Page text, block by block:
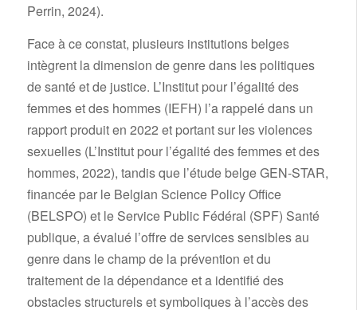
Perrin, 2024).
Face à ce constat, plusieurs institutions belges
intègrent la dimension de genre dans les politiques
de santé et de justice. L’Institut pour l’égalité des
femmes et des hommes (IEFH) l’a rappelé dans un
rapport produit en 2022 et portant sur les violences
sexuelles (L’Institut pour l’égalité des femmes et des
hommes, 2022), tandis que l’étude belge GEN-STAR,
financée par le Belgian Science Policy Office
(BELSPO) et le Service Public Fédéral (SPF) Santé
publique, a évalué l’offre de services sensibles au
genre dans le champ de la prévention et du
traitement de la dépendance et a identifié des
obstacles structurels et symboliques à l’accès des